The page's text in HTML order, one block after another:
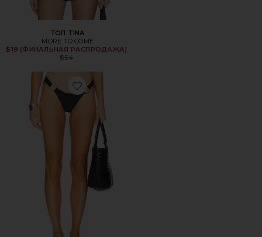
ТОП TINA
MORE TO COME
$19 (ФИНАЛЬНАЯ РАСПРОДАЖА)
$54
Favorite НИЗ BINX